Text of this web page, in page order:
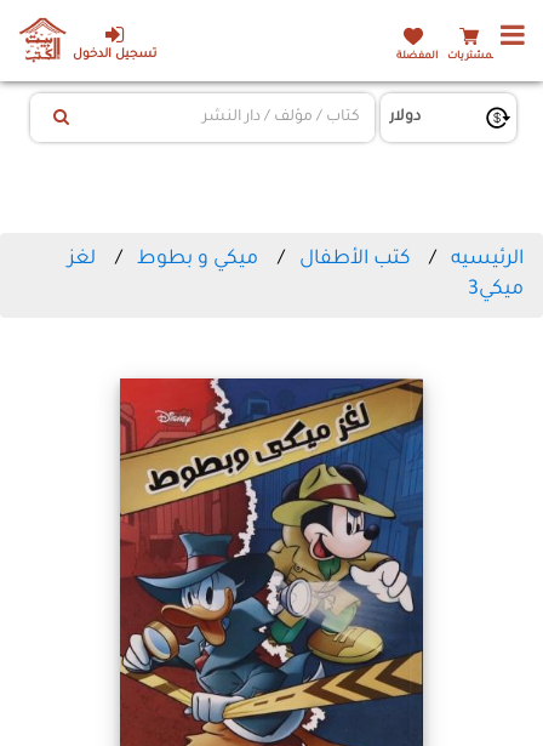
تسجيل الدخول المشتريات المفضلة
الرئيسيه كتب الأطفال ميكي و بطوط
لغز
ميكي3